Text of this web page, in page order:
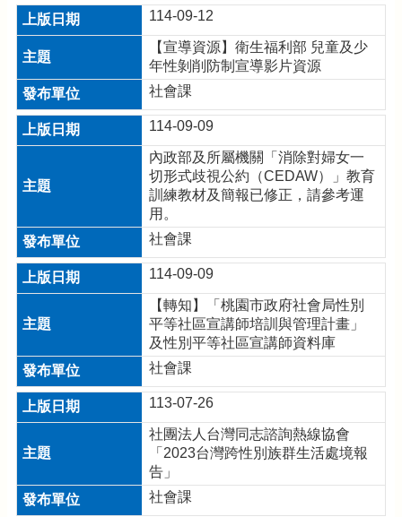
關
通
訊
錄
相
關
資
回
頁
網
站
覽
市
政
信
箱
常
問
題
114-09-12
【宣導資源】衛生福利部 兒童及少
年性剝削防制宣導影片資源
社會課
114-09-09
內政部及所屬機關「消除對婦女一
切形式歧視公約（CEDAW）」教育
訓練教材及簡報已修正，請參考運
用。
社會課
114-09-09
【轉知】「桃園市政府社會局性別
平等社區宣講師培訓與管理計畫」
及性別平等社區宣講師資料庫
社會課
113-07-26
社團法人台灣同志諮詢熱線協會
「2023台灣跨性別族群生活處境報
告」
社會課